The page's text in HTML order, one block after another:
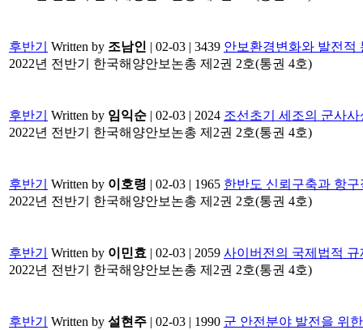
후반기 Written by 조남인 | 02-03 | 3439 안보환경변화와 발전적
2022년 전반기 한국해양안보논총 제2권 2호(통권 4호) ​ ​ ​
후반기 Written by 임익순 | 02-03 | 2024 조선초기 세조의 군사
2022년 전반기 한국해양안보논총 제2권 2호(통권 4호) ​ ​ ​
후반기 Written by 이호령 | 02-03 | 1965 한반도 신뢰구축과 항
2022년 전반기 한국해양안보논총 제2권 2호(통권 4호) ​ ​ ​ ​
후반기 Written by 이민효 | 02-03 | 2059 사이버전의 국제법적
2022년 전반기 한국해양안보논총 제2권 2호(통권 4호) ​ ​ ​ ​
후반기 Written by 설현주 | 02-03 | 1990 군 안전분야 발전을 위